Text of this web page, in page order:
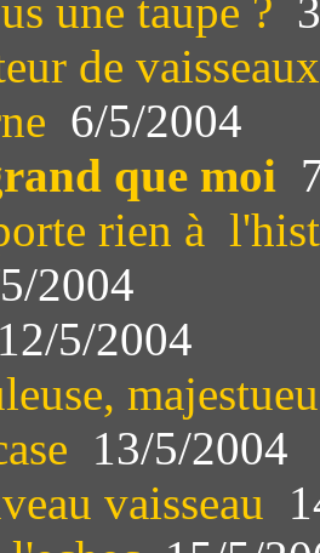
une taupe ?
de vaisseaux
6/5/2004
que moi
rien à
2004
5/2004
13/5/2004
vaisseau